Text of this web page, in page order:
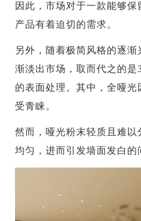
因此，市场对于一款能够
产品有着迫切的需求。
另外，随着极简风格的逐
渐淡出市场，取而代之的
的表面处理。其中，全哑
受青睐。
然而，哑光粉末轻质且难
均匀，进而引发墙面发白的